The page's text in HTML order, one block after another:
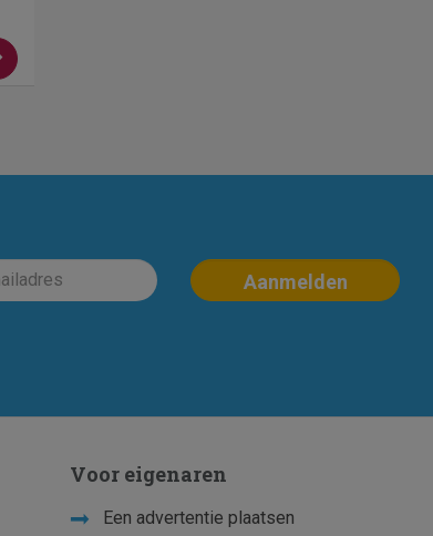
Voor eigenaren
Een advertentie plaatsen